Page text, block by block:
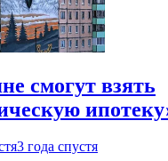
смогут взять
3 года спустя